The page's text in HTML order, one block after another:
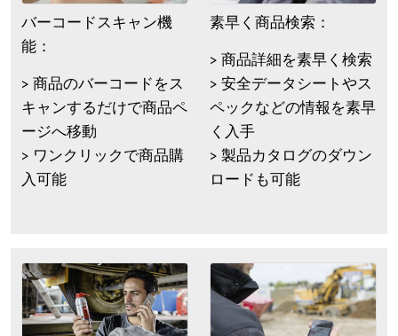
バーコードスキャン機
能：
> 商品のバーコードをス
キャンするだけで商品ペ
ージへ移動
> ワンクリックで商品購
入可能
素早く商品検索：
> 商品詳細を素早く検索
> 安全データシートやス
ペックなどの情報を素早
く入手
> 製品カタログのダウン
ロードも可能